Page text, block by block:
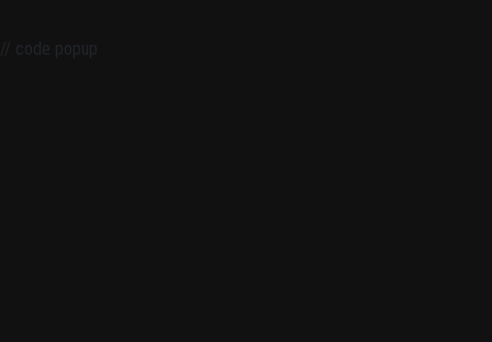
// code popup